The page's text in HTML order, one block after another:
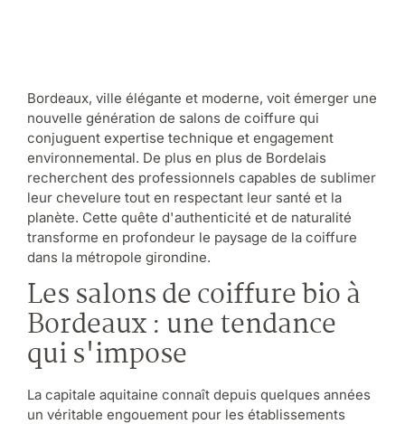
Bordeaux, ville élégante et moderne, voit émerger une
nouvelle génération de salons de coiffure qui
conjuguent expertise technique et engagement
environnemental. De plus en plus de Bordelais
recherchent des professionnels capables de sublimer
leur chevelure tout en respectant leur santé et la
planète. Cette quête d'authenticité et de naturalité
transforme en profondeur le paysage de la coiffure
dans la métropole girondine.
Les salons de coiffure bio à
Bordeaux : une tendance
qui s'impose
La capitale aquitaine connaît depuis quelques années
un véritable engouement pour les établissements